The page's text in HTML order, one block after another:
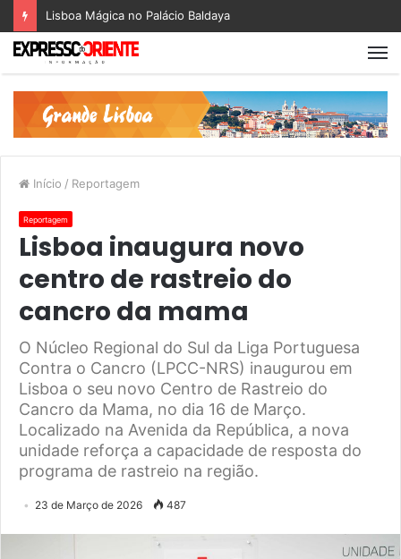
Lisboa Mágica no Palácio Baldaya
Início / Reportagem
Reportagem
Lisboa inaugura novo
centro de rastreio do
cancro da mama
O Núcleo Regional do Sul da Liga Portuguesa
Contra o Cancro (LPCC-NRS) inaugurou em
Lisboa o seu novo Centro de Rastreio do
Cancro da Mama, no dia 16 de Março.
Localizado na Avenida da República, a nova
unidade reforça a capacidade de resposta do
programa de rastreio na região.
23 de Março de 2026 487